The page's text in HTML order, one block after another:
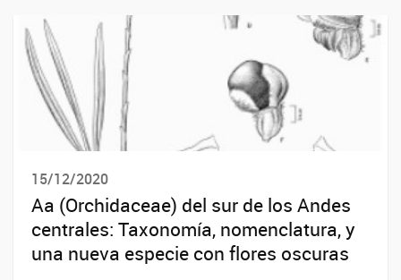
15/12/2020
Aa (Orchidaceae) del sur de los Andes
centrales: Taxonomía, nomenclatura, y
una nueva especie con flores oscuras